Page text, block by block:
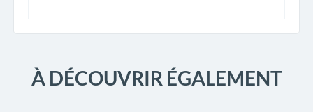
À DÉCOUVRIR ÉGALEMENT